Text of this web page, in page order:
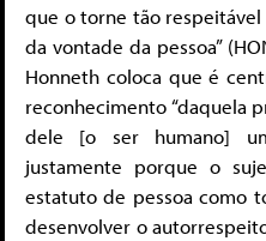
que o torne tão
da vontade da pessoa”
Honneth coloca que é
reconhecimento “daquela
dele [o ser humano]
justamente porque o
estatuto de pessoa como
desenvolver o